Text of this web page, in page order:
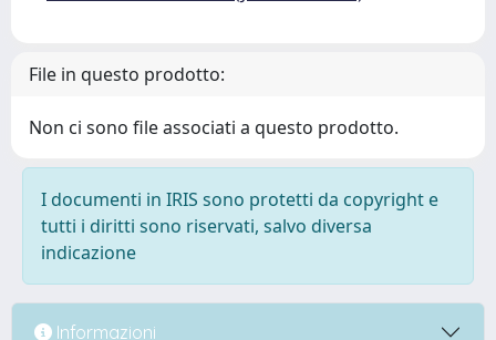
File in questo prodotto:
Non ci sono file associati a questo prodotto.
I documenti in IRIS sono protetti da copyright e
tutti i diritti sono riservati, salvo diversa
indicazione
Informazioni